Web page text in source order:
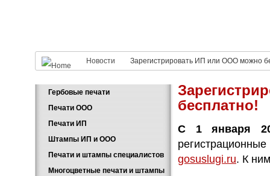
Новости Зарегистрировать ИП или ООО можно
бесплатно!
С 1 января
gosuslugi.ru. К
Гербовые печати
Печати ООО
Печати ИП
Штампы ИП и ООО
Печати и штампы специалистов
Многоцветные печати и штампы